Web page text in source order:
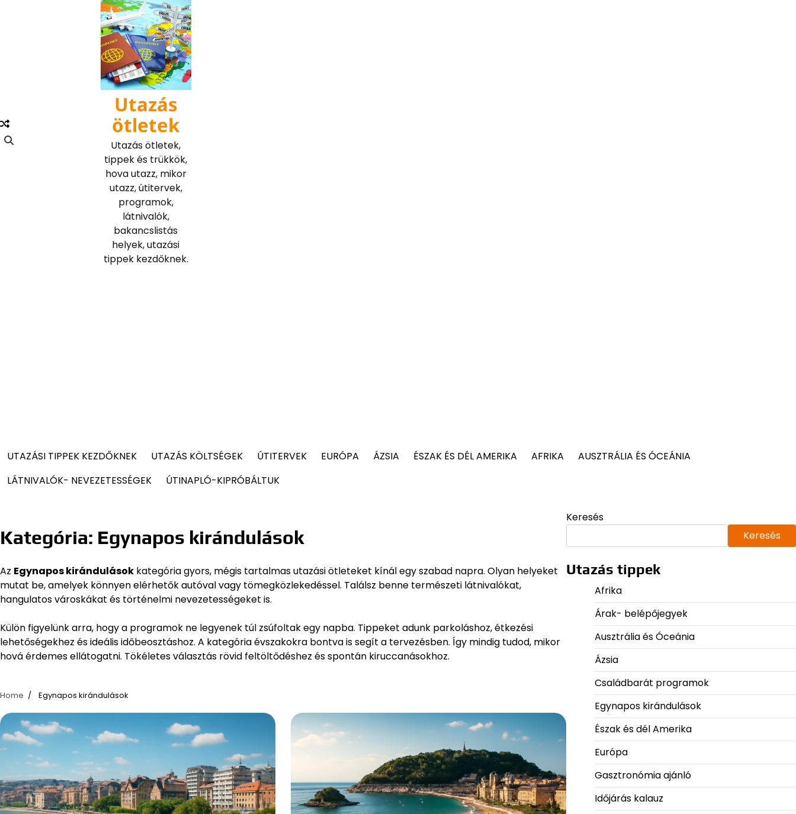
Utazás
ötletek
Utazás ötletek,
tippek és trükkök,
hova utazz, mikor
utazz, útitervek,
programok,
látnivalók,
bakancslistás
helyek, utazási
tippek kezdőknek.
UTAZÁSI TIPPEK KEZDŐKNEK UTAZÁS KÖLTSÉGEK ÚTITERVEK EURÓPA ÁZSIA ÉSZAK ÉS DÉL AMERIKA AFRIKA
AUSZTRÁLIA ÉS ÓCEÁNIA
LÁTNIVALÓK- NEVEZETESSÉGEK
ÚTINAPLÓ-KIPRÓBÁLTUK
Kategória: Egynapos kirándulások
Az Egynapos kirándulások kategória gyors, mégis tartalmas utazási ötleteket kínál egy szabad napra. Olyan helyeket
mutat be, amelyek könnyen elérhetők autóval vagy tömegközlekedéssel. Találsz benne természeti látnivalókat,
hangulatos városkákat és történelmi nevezetességeket is.
Külön figyelünk arra, hogy a programok ne legyenek túl zsúfoltak egy napba. Tippeket adunk parkoláshoz, étkezési
lehetőségekhez és ideális időbeosztáshoz. A kategória évszakokra bontva is segít a tervezésben. Így mindig tudod, mikor
hová érdemes ellátogatni. Tökéletes választás rövid feltöltődéshez és spontán kiruccanásokhoz.
Home Egynapos kirándulások
Keresés
Keresés
Utazás tippek
Afrika
Árak- belépőjegyek
Ausztrália és Óceánia
Ázsia
Családbarát programok
Egynapos kirándulások
Észak és dél Amerika
Európa
Gasztronómia ajánló
Időjárás kalauz